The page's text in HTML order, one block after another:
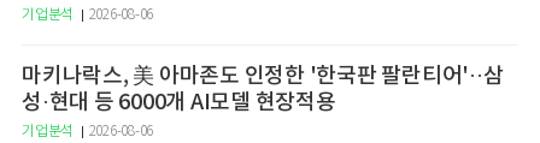
기업분석 2026-08-06
마키나락스, 美 아마존도 인정한 '한국판 팔란티어'··삼
성·현대 등 6000개 AI모델 현장적용
기업분석 2026-08-06